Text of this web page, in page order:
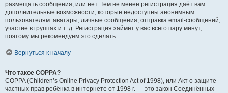
размещать сообщения, или нет. Тем не менее регистрация даёт вам
дополнительные возможности, которые недоступны анонимным
пользователям: аватары, личные сообщения, отправка email-сообщений,
участие в группах и т. д. Регистрация займёт у вас всего пару минут,
поэтому мы рекомендуем это сделать.
Вернуться к началу
Что такое COPPA?
COPPA (Children’s Online Privacy Protection Act of 1998), или Акт о защите
частных прав ребёнка в интернете от 1998 г. — это закон Соединённых